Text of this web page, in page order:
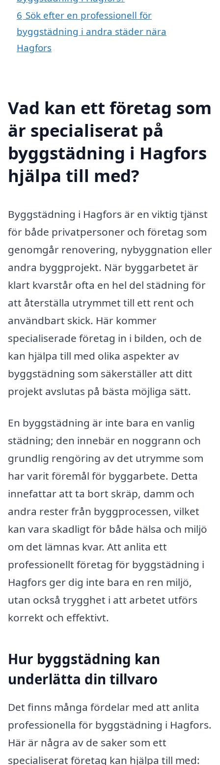
6 Sök efter en professionell för
byggstädning i andra städer nära
Hagfors
Vad kan ett företag som
är specialiserat på
byggstädning i Hagfors
hjälpa till med?
Byggstädning i Hagfors är en viktig tjänst
för både privatpersoner och företag som
genomgår renovering, nybyggnation eller
andra byggprojekt. När byggarbetet är
klart kvarstår ofta en hel del städning för
att återställa utrymmet till ett rent och
användbart skick. Här kommer
specialiserade företag in i bilden, och de
kan hjälpa till med olika aspekter av
byggstädning som säkerställer att ditt
projekt avslutas på bästa möjliga sätt.
En byggstädning är inte bara en vanlig
städning; den innebär en noggrann och
grundlig rengöring av det utrymme som
har varit föremål för byggarbete. Detta
innefattar att ta bort skräp, damm och
andra rester från byggprocessen, vilket
kan vara skadligt för både hälsa och miljö
om det lämnas kvar. Att anlita ett
professionellt företag för byggstädning i
Hagfors ger dig inte bara en ren miljö,
utan också trygghet i att arbetet utförs
korrekt och effektivt.
Hur byggstädning kan
underlätta din tillvaro
Det finns många fördelar med att anlita
professionella för byggstädning i Hagfors.
Här är några av de saker som ett
specialiserat företag kan hjälpa till med: